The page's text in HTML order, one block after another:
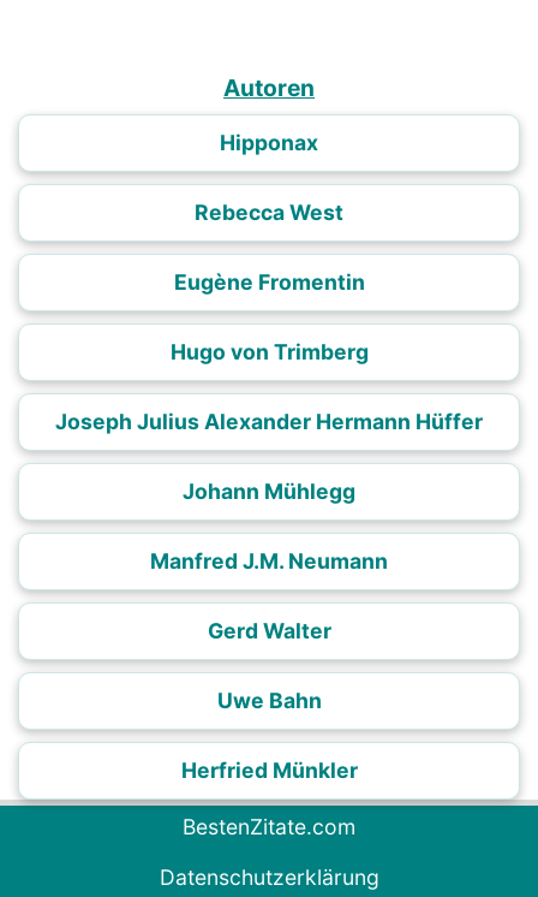
Autoren
Hipponax
Rebecca West
Eugène Fromentin
Hugo von Trimberg
Joseph Julius Alexander Hermann Hüffer
Johann Mühlegg
Manfred J.M. Neumann
Gerd Walter
Uwe Bahn
Herfried Münkler
BestenZitate.com
Datenschutzerklärung